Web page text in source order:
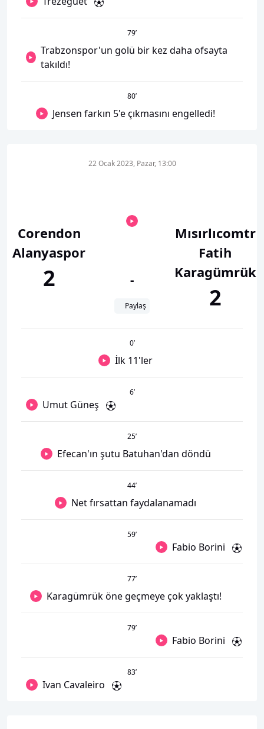
79’
Trabzonspor'un golü bir kez daha ofsayta
takıldı!
80’
Jensen farkın 5'e çıkmasını engelledi!
Corendon
Alanyaspor
2
22 Ocak 2023, Pazar, 13:00
-
Paylaş
Mısırlıcomtr
Fatih
Karagümrük
2
0’
İlk 11'ler
6’
Umut Güneş
25’
Efecan'ın şutu Batuhan'dan döndü
44’
Net fırsattan faydalanamadı
59’
Fabio Borini
77’
Karagümrük öne geçmeye çok yaklaştı!
79’
Fabio Borini
83’
Ivan Cavaleiro